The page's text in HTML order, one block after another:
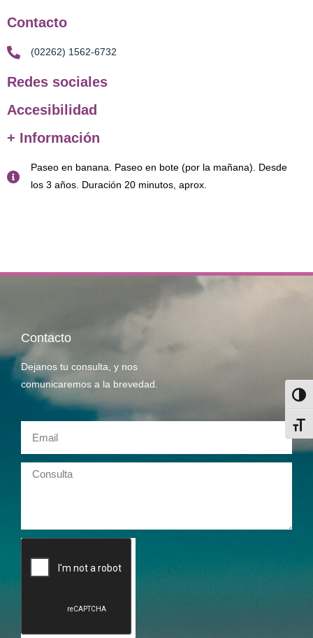
Contacto
(02262) 1562-6732
Redes sociales
Accesibilidad
+ Información
Paseo en banana. Paseo en bote (por la mañana). Desde
los 3 años. Duración 20 minutos, aprox.
Contacto
Dejanos tu consulta, y nos
comunicaremos a la brevedad.